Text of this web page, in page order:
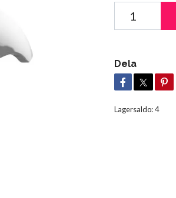
Dela
Lagersaldo:4